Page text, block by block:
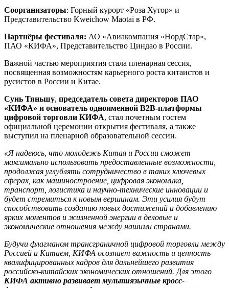
Соорганизаторы: Горный курорт «Роза Хутор» и
Представительство Kweichow Maotai в РФ.
Партнёры фестиваля: АО «Авиакомпания «НордСтар»,
ПАО «КИФА», Представительство Циндао в России.
Важной частью мероприятия стала пленарная сессия,
посвященная возможностям карьерного роста китаистов и
русистов в России и Китае.
Сунь Тяньшу, председатель совета директоров ПАО
«КИФА» и основатель одноименной B2B-платформы
цифровой торговли КИФА, стал почетным гостем
официальной церемонии открытия фестиваля, а также
выступил на пленарной образовательной сессии.
«Я надеюсь, что молодежь Китая и России сможет
максимально использовать предоставленные возможности,
продолжая углублять сотрудничество в таких ключевых
сферах, как машиностроение, цифровая экономика,
транспорт, логистика и научно-технические инновации и
будет стремиться к новым вершинам. Эти усилия будут
способствовать созданию новых достижений и добавлению
ярких моментов и жизненной энергии в деловые и
экономические отношения между нашими странами.
Будучи флагманом трансграничной цифровой торговли между
Россией и Китаем, КИФА осознает важность и ценность
квалифицированных кадров для дальнейшего развития
российско-китайских экономических отношений. Для этого
КИФА активно развивает мультиязычные кросс-